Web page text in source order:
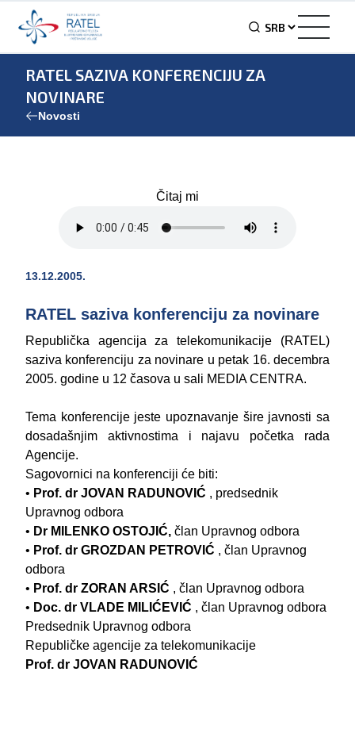
RATEL SAZIVA KONFERENCIJU ZA
NOVINARE
Novosti
Čitaj mi
13.12.2005.
RATEL saziva konferenciju za novinare
Republička agencija za telekomunikacije (RATEL)
saziva konferenciju za novinare u petak 16. decembra
2005. godine u 12 časova u sali MEDIA CENTRA.
Tema konferencije jeste upoznavanje šire javnosti sa
dosadašnjim aktivnostima i najavu početka rada
Agencije.
Sagovornici na konferenciji će biti:
• Prof. dr JOVAN RADUNOVIĆ , predsednik
Upravnog odbora
• Dr MILENKO OSTOJIĆ, član Upravnog odbora
• Prof. dr GROZDAN PETROVIĆ , član Upravnog
odbora
• Prof. dr ZORAN ARSIĆ , član Upravnog odbora
• Doc. dr VLADE MILIĆEVIĆ , član Upravnog odbora
Predsednik Upravnog odbora
Republičke agencije za telekomunikacije
Prof. dr JOVAN RADUNOVIĆ